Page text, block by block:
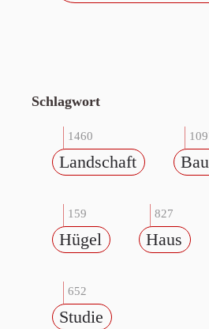
Schlagwort
1460
Landschaft
159
Hügel
827
Haus
652
Studie